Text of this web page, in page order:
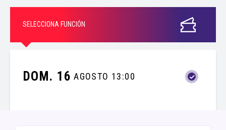
INFORMACIÓN IMPORTANTE
PROMOCIONES Y DESCUENTOS
PERSONAS CON DISCAPACIDAD:
De acuerdo con la Ley General de
SELECCIONA FUNCIÓN
DOM. 16 AGOSTO 13:00